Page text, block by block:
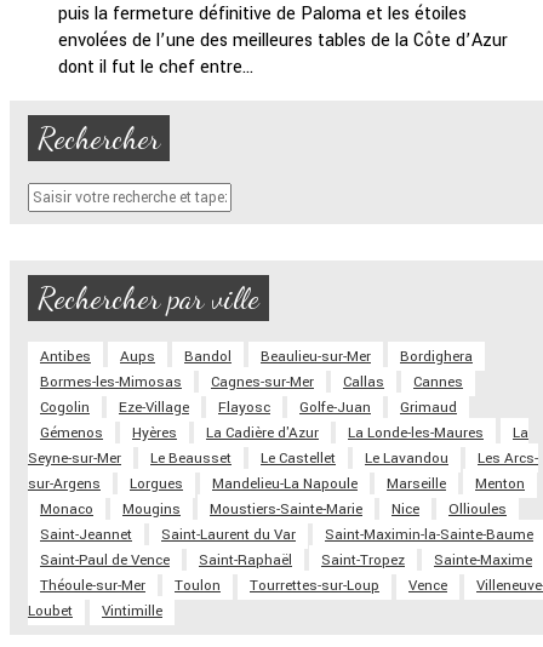
puis la fermeture définitive de Paloma et les étoiles
envolées de l’une des meilleures tables de la Côte d’Azur
dont il fut le chef entre…
Rechercher
Rechercher par ville
Antibes Aups Bandol Beaulieu-sur-Mer
Bordighera
Bormes-les-Mimosas
Cagnes-sur-Mer Callas
Cannes
Cogolin
Eze-Village Flayosc Golfe-Juan
Grimaud
Gémenos
Hyères La Cadière d'Azur La Londe-les-Maures
La
Seyne-sur-Mer
Le Beausset Le Castellet Le Lavandou
Les Arcs-
sur-Argens
Lorgues Mandelieu-La Napoule Marseille
Menton
Monaco
Mougins Moustiers-Sainte-Marie Nice
Ollioules
Saint-Jeannet
Saint-Laurent du Var
Saint-Maximin-la-Sainte-Baume
Saint-Paul de Vence
Saint-Raphaël Saint-Tropez
Sainte-Maxime
Théoule-sur-Mer
Toulon Tourrettes-sur-Loup Vence
Loubet
Vintimille